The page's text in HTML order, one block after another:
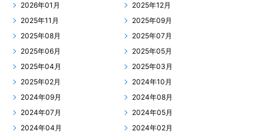
2026年01月
2025年12月
2025年11月
2025年09月
2025年08月
2025年07月
2025年06月
2025年05月
2025年04月
2025年03月
2025年02月
2024年10月
2024年09月
2024年08月
2024年07月
2024年05月
2024年04月
2024年02月